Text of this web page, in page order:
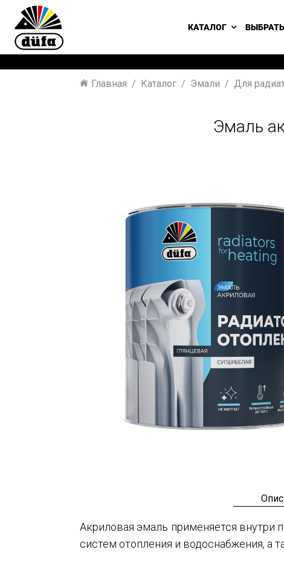
КАТАЛОГ
Главная Каталог Эмали Для
Эмаль
Акриловая эмаль применяется внутри
систем отопления и водоснабжения, а